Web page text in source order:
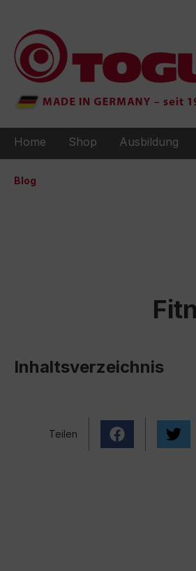
Home Shop Ausbildung
Blog
Inhaltsverzeichnis
Teilen